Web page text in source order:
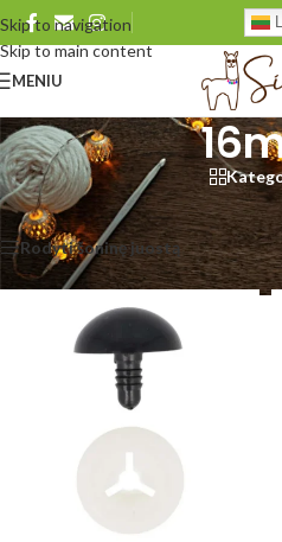
Skip to navigation
Skip to main content
MENIU
Pradžia/Produkto Dydis/ 16mm
Rodyti šoninę juostą